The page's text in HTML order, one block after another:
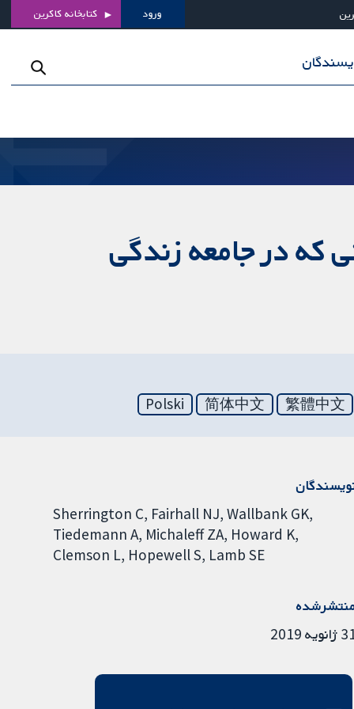
ورود کتابخانه کاکرین
که در جامعه زندگی
繁體中文
简体中文
Polski
Sherrington C Fairhall NJ Wallbank GK
Tiedemann A Michaleff ZA Howard K
Clemson L Hopewell S Lamb SE
2019